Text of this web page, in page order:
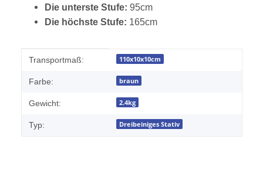
Die unterste Stufe: 95cm
Die höchste Stufe: 165cm
Produkteigenschaft
Wert
Transportmaß: 110x10x10cm
Farbe: braun
Gewicht: 2.4kg
Typ: Dreibeiniges Stativ